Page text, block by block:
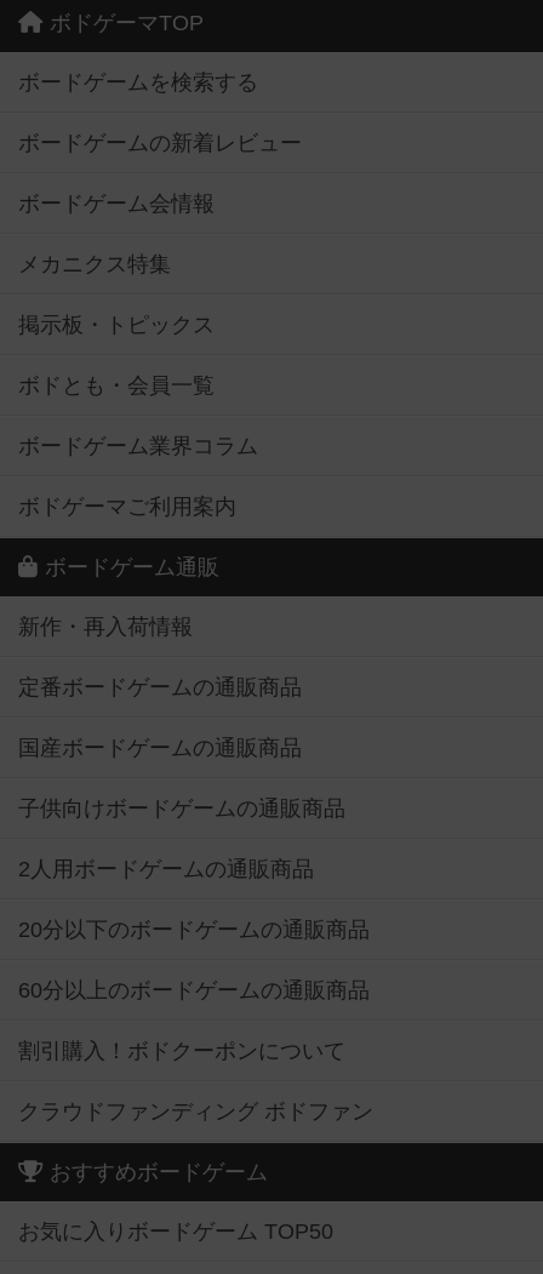
ボドゲーマTOP
ボードゲームを検索する
ボードゲームの新着レビュー
ボードゲーム会情報
メカニクス特集
掲示板・トピックス
ボドとも・会員一覧
ボードゲーム業界コラム
ボドゲーマご利用案内
ボードゲーム通販
新作・再入荷情報
定番ボードゲームの通販商品
国産ボードゲームの通販商品
子供向けボードゲームの通販商品
2人用ボードゲームの通販商品
20分以下のボードゲームの通販商品
60分以上のボードゲームの通販商品
割引購入！ボドクーポンについて
クラウドファンディング ボドファン
おすすめボードゲーム
お気に入りボードゲーム TOP50